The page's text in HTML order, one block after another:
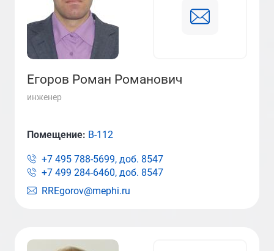
Егоров Роман Романович
инженер
RREgorov@mephi.ru
Помещение: В-112
+7 495 788-5699, доб. 8547
+7 499 284-6460, доб. 8547